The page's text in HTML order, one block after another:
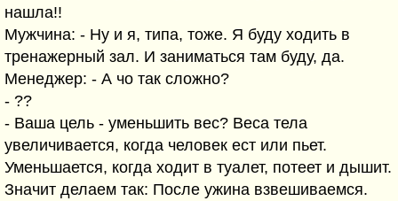
нашла!!
Мужчина: - Ну и я, типа, тоже. Я буду ходить в
тренажерный зал. И заниматься там буду, да.
Менеджер: - А чо так сложно?
- ??
- Ваша цель - уменьшить вес? Веса тела
увеличивается, когда человек ест или пьет.
Уменьшается, когда ходит в туалет, потеет и дышит.
Значит делаем так: После ужина взвешиваемся.